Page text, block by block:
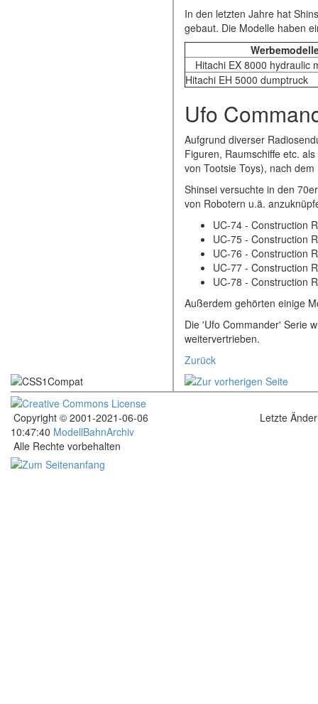
In den letzten Jahre hat
gebaut. Die Modelle haben
Hitachi EX 8000 hydraulic
Hitachi EH 5000 dumptruck
Ufo
Aufgrund diverser
Figuren, Raumschiffe etc.
von Tootsie Toys), nach
Shinsei versuchte in den
von Robotern u.ä.
UC-74 - Construction
UC-75 - Construction
UC-76 - Construction
UC-77 - Construction
UC-78 - Construction
Außerdem gehörten einige
Die 'Ufo Commander' Serie
weitervertrieben.
Zurück
Copyright © 2001-2021-06-06
10:47:40 ModellBahnArchiv
Letzte
Alle Rechte vorbehalten